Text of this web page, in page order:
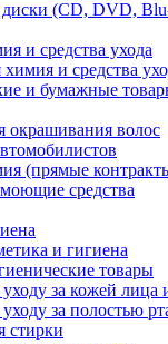
(CD, DVD,
и средства ухода
и средства
и бумажные
окрашивания волос
(прямые
средства
и гигиена
товары
за кожей лица
за полостью
стирки